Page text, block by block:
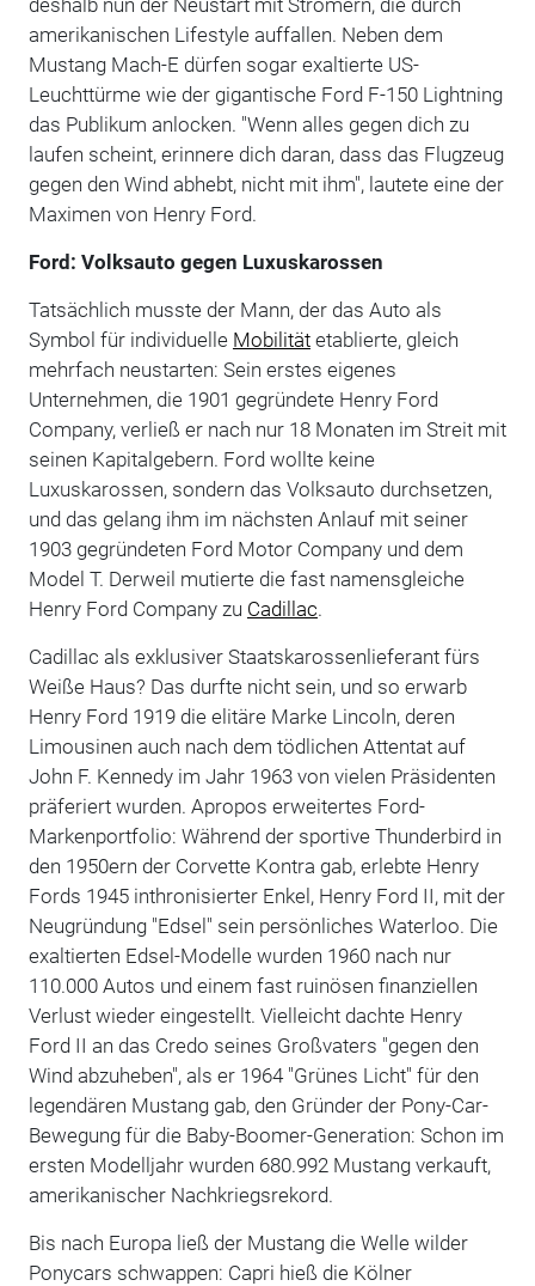
amerikanischen Lifestyle auffallen. Neben dem
Mustang Mach-E dürfen sogar exaltierte US-
Leuchttürme wie der gigantische Ford F-150 Lightning
das Publikum anlocken. "Wenn alles gegen dich zu
laufen scheint, erinnere dich daran, dass das Flugzeug
gegen den Wind abhebt, nicht mit ihm", lautete eine der
Maximen von Henry Ford.
Ford: Volksauto gegen Luxuskarossen
Tatsächlich musste der Mann, der das Auto als
Symbol für individuelle Mobilitätetablierte, gleich
mehrfach neustarten: Sein erstes eigenes
Unternehmen, die 1901 gegründete Henry Ford
Company, verließ er nach nur 18 Monaten im Streit mit
seinen Kapitalgebern. Ford wollte keine
Luxuskarossen, sondern das Volksauto durchsetzen,
und das gelang ihm im nächsten Anlauf mit seiner
1903 gegründeten Ford Motor Company und dem
Model T. Derweil mutierte die fast namensgleiche
Henry Ford Company zu Cadillac.
Cadillac als exklusiver Staatskarossenlieferant fürs
Weiße Haus? Das durfte nicht sein, und so erwarb
Henry Ford 1919 die elitäre Marke Lincoln, deren
Limousinen auch nach dem tödlichen Attentat auf
John F. Kennedy im Jahr 1963 von vielen Präsidenten
präferiert wurden. Apropos erweitertes Ford-
Markenportfolio: Während der sportive Thunderbird in
den 1950ern der Corvette Kontra gab, erlebte Henry
Fords 1945 inthronisierter Enkel, Henry Ford II, mit der
Neugründung "Edsel" sein persönliches Waterloo. Die
exaltierten Edsel-Modelle wurden 1960 nach nur
110.000 Autos und einem fast ruinösen finanziellen
Verlust wieder eingestellt. Vielleicht dachte Henry
Ford II an das Credo seines Großvaters "gegen den
Wind abzuheben", als er 1964 "Grünes Licht" für den
legendären Mustang gab, den Gründer der Pony-Car-
Bewegung für die Baby-Boomer-Generation: Schon im
ersten Modelljahr wurden 680.992 Mustang verkauft,
amerikanischer Nachkriegsrekord.
Bis nach Europa ließ der Mustang die Welle wilder
Ponycars schwappen: Capri hieß die Kölner